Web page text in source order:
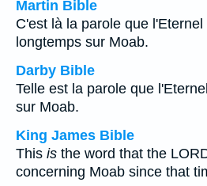
Martin Bible
C'est là la parole que
longtemps sur Moab.
Darby Bible
Telle est la parole que
sur Moab.
King James Bible
This is the word that the
concerning Moab since that